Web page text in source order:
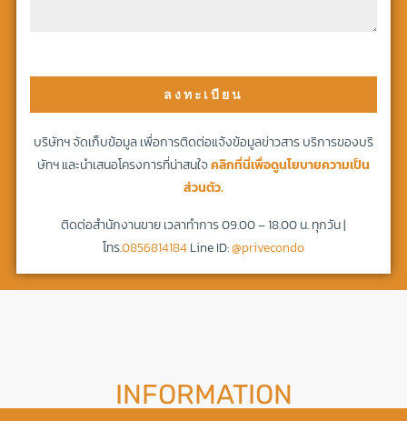
ลงทะเบียน
บริษัทฯ จัดเก็บข้อมูล เพื่อการติดต่อแจ้งข้อมูลข่าวสาร บริการของบริ
ษัทฯ และนำเสนอโครงการที่น่าสนใจคลิกที่นี่เพื่อดูนโยบายความเป็น
ส่วนตัว.
ติดต่อสำนักงานขาย เวลาทำการ 09.00 – 18.00 น. ทุกวัน |
โทร.0856814184Line ID:@privecondo
INFORMATION